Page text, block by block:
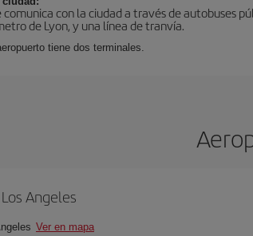
comunica con la ciudad a través de autobuses
de Lyon, y una línea de tranvía.
tiene dos terminales.
Angeles
Ver en mapa